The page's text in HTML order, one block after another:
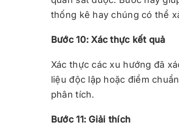
thống kê hay chúng có thể
Bước 10: Xác thực kết quả
Xác thực các xu hướng đã
liệu độc lập hoặc điểm
phân tích.
Bước 11: Giải thích